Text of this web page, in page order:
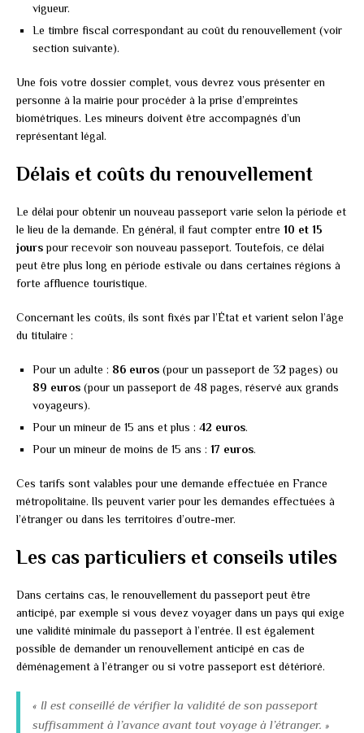
vigueur.
Le timbre fiscal correspondant au coût du renouvellement (voir
section suivante).
Une fois votre dossier complet, vous devrez vous présenter en
personne à la mairie pour procéder à la prise d’empreintes
biométriques. Les mineurs doivent être accompagnés d’un
représentant légal.
Délais et coûts du renouvellement
Le délai pour obtenir un nouveau passeport varie selon la période et
le lieu de la demande. En général, il faut compter entre 10 et 15
jourspour recevoir son nouveau passeport. Toutefois, ce délai
peut être plus long en période estivale ou dans certaines régions à
forte affluence touristique.
Concernant les coûts, ils sont fixés par l’État et varient selon l’âge
du titulaire :
Pour un adulte : 86 euros (pour un passeport de 32 pages) ou
89 euros (pour un passeport de 48 pages, réservé aux grands
voyageurs).
Pour un mineur de 15 ans et plus : 42 euros.
Pour un mineur de moins de 15 ans : 17 euros.
Ces tarifs sont valables pour une demande effectuée en France
métropolitaine. Ils peuvent varier pour les demandes effectuées à
l’étranger ou dans les territoires d’outre-mer.
Les cas particuliers et conseils utiles
Dans certains cas, le renouvellement du passeport peut être
anticipé, par exemple si vous devez voyager dans un pays qui exige
une validité minimale du passeport à l’entrée. Il est également
possible de demander un renouvellement anticipé en cas de
déménagement à l’étranger ou si votre passeport est détérioré.
« Il est conseillé de vérifier la validité de son passeport
suffisamment à l’avance avant tout voyage à l’étranger. »